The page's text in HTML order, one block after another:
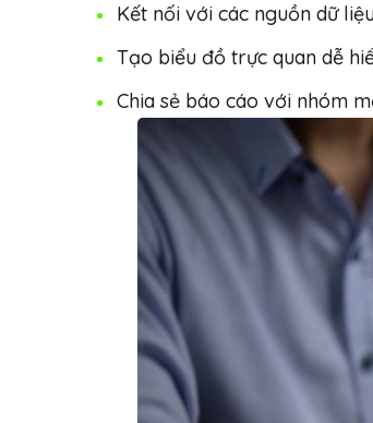
Kết nối với các nguồn dữ
Tạo biểu đồ trực quan dễ
Chia sẻ báo cáo với nhóm